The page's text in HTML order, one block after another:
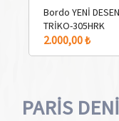
Bordo YENİ DESEN
TRİKO-305HRK
2.000,00 ₺
PARİS